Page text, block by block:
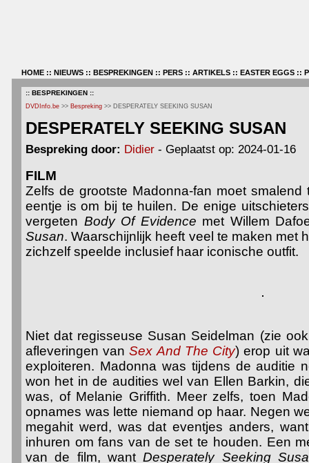
HOME :: NIEUWS :: BESPREKINGEN :: PERS :: ARTIKELS :: EASTER EGGS ::
:: BESPREKINGEN ::
DVDInfo.be >> Bespreking >> DESPERATELY SEEKING SUSAN
DESPERATELY SEEKING SUSAN
Bespreking door: Didier - Geplaatst op: 2024-01-16
FILM
Zelfs de grootste Madonna-fan moet
eentje is om bij te huilen. De enige
vergeten Body Of Evidence met Willem
Susan. Waarschijnlijk heeft veel te maken met
zichzelf speelde inclusief haar iconische outfit.
Niet dat regisseuse Susan Seidelman (zie
afleveringen vanSex And The City) erop uit
exploiteren. Madonna was tijdens de auditie
won het in de audities wel van Ellen Barkin,
was, of Melanie Griffith. Meer zelfs, toen
opnames was lette niemand op haar. Negen
megahit werd, was dat eventjes anders,
inhuren om fans van de set te houden. Een
van de film, want Desperately Seeking